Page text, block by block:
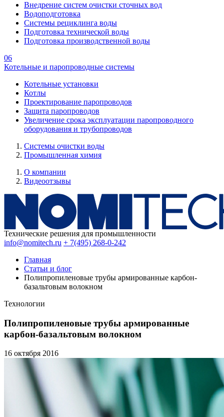
Внедрение систем очистки сточных вод
Водоподготовка
Системы рециклинга воды
Подготовка технической воды
Подготовка производственной воды
06
Котельные и паропроводные системы
Котельные установки
Котлы
Проектирование паропроводов
Защита паропроводов
Увеличение срока эксплуатации паропроводного
оборудования и трубопроводов
Системы очистки воды
Промышленная химия
О компании
Видеоотзывы
Технические решения для промышленности
info@nomitech.ru + 7(495) 268-0-242
Главная
Статьи и блог
Полипропиленовые трубы армированные карбон-
базальтовым волокном
Технологии
Полипропиленовые трубы армированные
карбон-базальтовым волокном
16 октября 2016